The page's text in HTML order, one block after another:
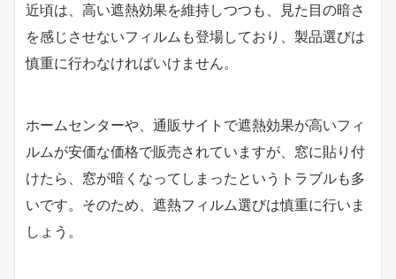
近頃は、高い遮熱効果を維持しつつも、見た目の暗さ
を感じさせないフィルムも登場しており、製品選びは
慎重に行わなければいけません。
ホームセンターや、通販サイトで遮熱効果が高いフィ
ルムが安価な価格で販売されていますが、窓に貼り付
けたら、窓が暗くなってしまったというトラブルも多
いです。そのため、遮熱フィルム選びは慎重に行いま
しょう。